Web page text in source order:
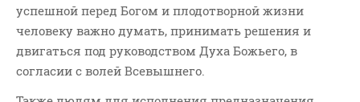
успешной перед Богом и плодотворной жизни
человеку важно думать, принимать решения и
двигаться под руководством Духа Божьего, в
согласии с волей Всевышнего.